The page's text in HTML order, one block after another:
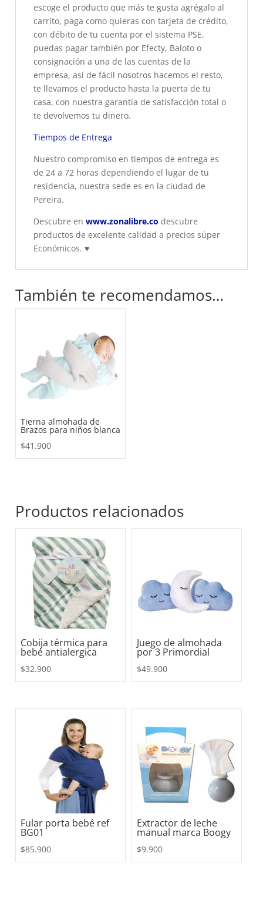
escoge el producto que más te gusta agrégalo al
carrito, paga como quieras con tarjeta de crédito,
con débito de tu cuenta por el sistema PSE,
puedas pagar también por Efecty, Baloto o
consignación a una de las cuentas de la
empresa, así de fácil nosotros hacemos el resto,
te llevamos el producto hasta la puerta de tu
casa, con nuestra garantía de satisfacción total o
te devolvemos tu dinero.
Tiempos de Entrega
Nuestro compromiso en tiempos de entrega es
de 24 a 72 horas dependiendo el lugar de tu
residencia, nuestra sede es en la ciudad de
Pereira.
Descubre en www.zonalibre.co descubre
productos de excelente calidad a precios súper
Económicos. ♥
También te recomendamos…
Tierna almohada de
Brazos para niños blanca
$41.900
Productos relacionados
Cobija térmica para
bebé antialergica
$32.900
Juego de almohada
por 3 Primordial
$49.900
Fular porta bebé ref
BG01
$85.900
Extractor de leche
manual marca Boogy
$9.900